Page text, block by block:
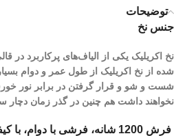
توضیحات
جنس نخ
نخ اکریلیک یکی از الیاف­‌های پرکاربرد در
شده از نخ اکریلیک از طول عمر و دوام
شست و شو و قرار گرفتن در برابر نور
نخواهند داشت هم چنین در گذر زمان
فرش 1200 شانه، فرشی با دوام، با کیفیت و ظاهری با ظرافت